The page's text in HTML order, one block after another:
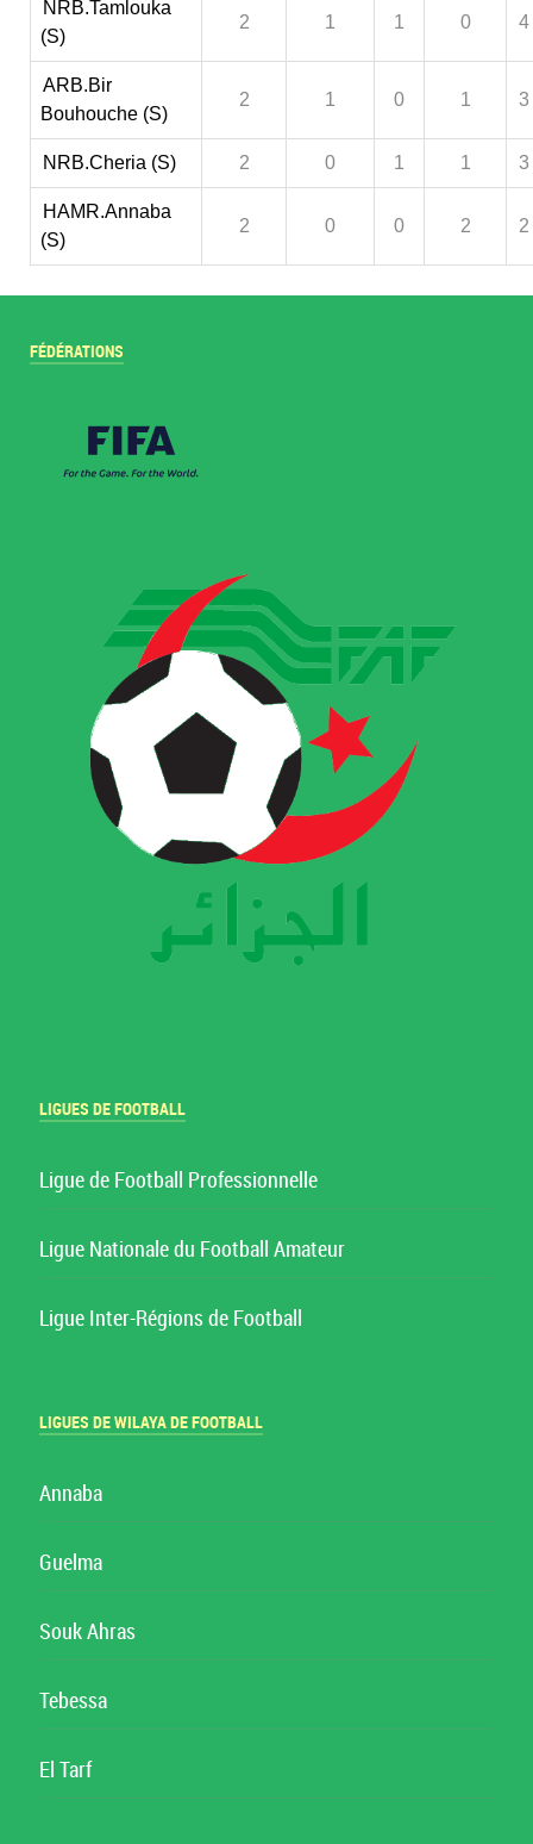
NRB.Tamlouka
(S)
2 1 1 0 4
ARB.Bir
Bouhouche (S)
2 1 0 1 3
NRB.Cheria (S) 2 0 1 1 3
HAMR.Annaba
(S)
2 0 0 2 2
FÉDÉRATIONS
LIGUES DE FOOTBALL
Ligue de Football Professionnelle
Ligue Nationale du Football Amateur
Ligue Inter-Régions de Football
LIGUES DE WILAYA DE FOOTBALL
Annaba
Guelma
Souk Ahras
Tebessa
El Tarf